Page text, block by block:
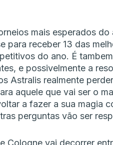
mais esperados
para receber 13 das
do ano. É
e possivelmente a
Astralis realmente
aquele que vai ser o
a fazer a sua magia
perguntas vão ser